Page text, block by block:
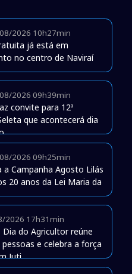
2026 10h27min
já está em
no centro de Naviraí
2026 09h39min
convite para 12ª
que acontecerá dia
2026 09h25min
a Campanha Agosto Lilás
20 anos da Lei Maria da
2026 17h31min
Dia do Agricultor reúne
e celebra a força
Juti